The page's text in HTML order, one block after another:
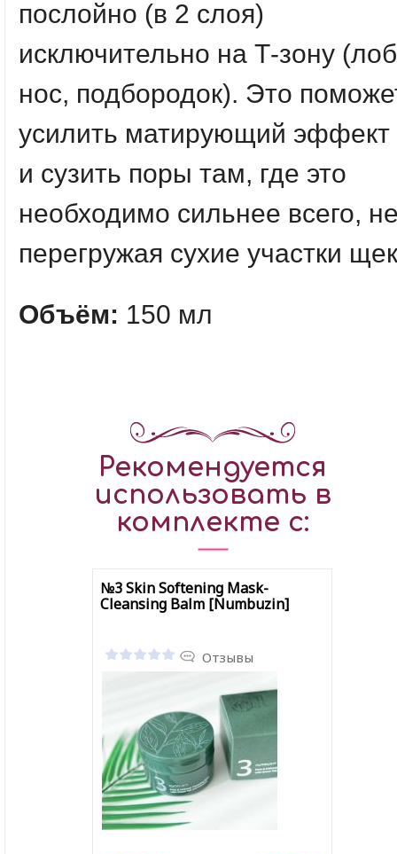
послойно (в 2 слоя)
исключительно на Т-зону
нос, подбородок). Это
усилить матирующий эффект
и сузить поры там, где это
необходимо сильнее всего,
перегружая сухие участки
Объём: 150 мл
Рекомендуется
использовать в
комплекте с:
№3 Skin Softening Mask-
Cleansing Balm [Numbuzin]
Отзывы